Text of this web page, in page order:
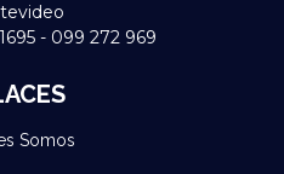
- 099 272 969
Somos